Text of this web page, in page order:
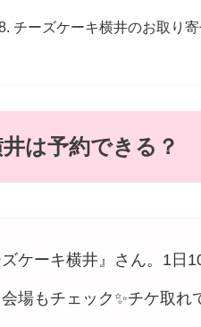
チーズケーキ横井のお取り
は予約できる？
ケーキ横井』さん。1日
場もチェック✨チケ取れ